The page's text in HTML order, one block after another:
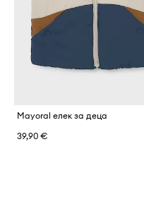
Mayoral елек за деца
39,90 €